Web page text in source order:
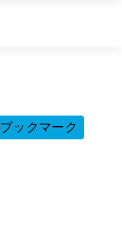
ブックマーク